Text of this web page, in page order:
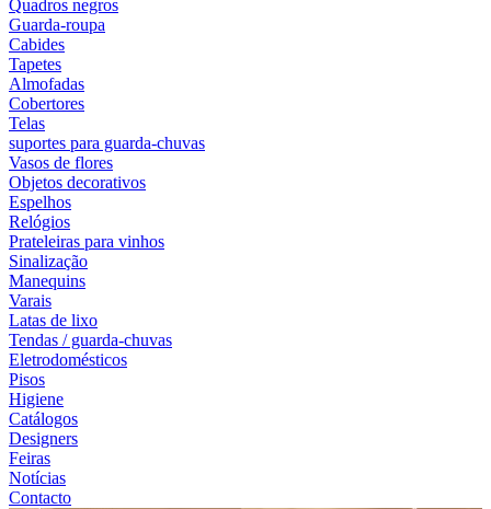
Quadros negros
Guarda-roupa
Cabides
Tapetes
Almofadas
Cobertores
Telas
suportes para guarda-chuvas
Vasos de flores
Objetos decorativos
Espelhos
Relógios
Prateleiras para vinhos
Sinalização
Manequins
Varais
Latas de lixo
Tendas / guarda-chuvas
Eletrodomésticos
Pisos
Higiene
Catálogos
Designers
Feiras
Notícias
Contacto